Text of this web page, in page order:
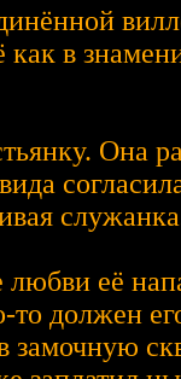
как в
Она
её
должен
замочную